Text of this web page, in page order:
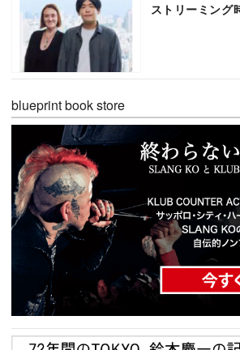
ストリーミング
blueprint book store